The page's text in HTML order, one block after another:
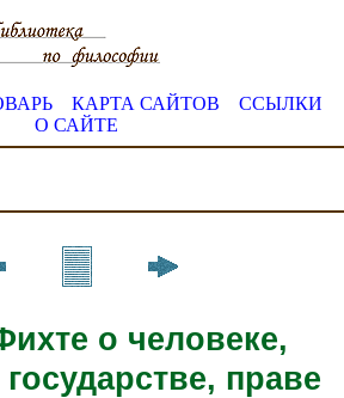
КАРТА САЙТОВ
ССЫЛКИ
О САЙТЕ
о человеке,
праве